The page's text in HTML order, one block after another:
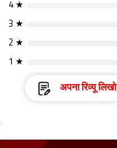
4 ★
3 ★
2 ★
1 ★
अपना रिव्यू लिखो